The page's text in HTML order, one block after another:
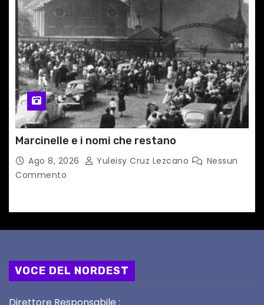
Marcinelle e i nomi che restano
Ago 8, 2026 Yuleisy Cruz Lezcano
Nessun
Commento
VOCE DEL NORDEST
Direttore Responsabile :